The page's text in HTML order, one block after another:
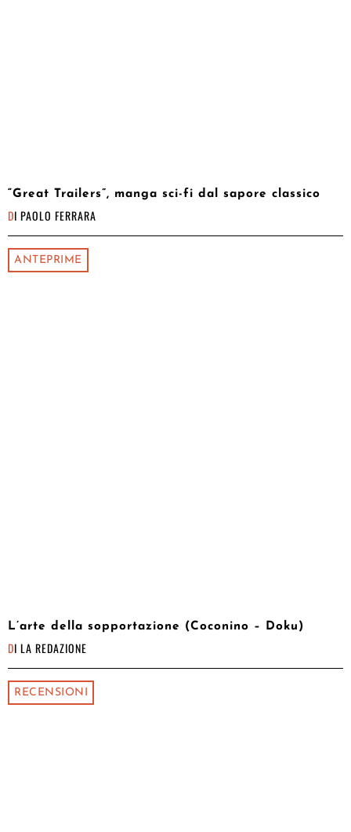
“Great Trailers”, manga sci-fi dal sapore classico
DI PAOLO FERRARA
ANTEPRIME
L’arte della sopportazione (Coconino – Doku)
DI LA REDAZIONE
RECENSIONI